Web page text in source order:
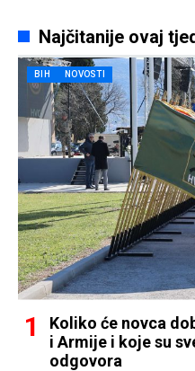
Najčitanije ovaj
BIH NOVOSTI
Koliko će novca
i Armije i koje su
odgovora